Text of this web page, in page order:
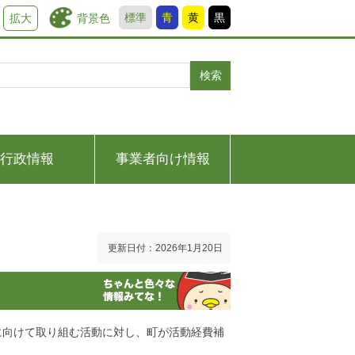
背景色 標準 青 黄 黒
拡大
検索
行政情報 事業者向け情報
更新日付：2026年1月20日
けて取り組む活動に対し、町が活動経費補